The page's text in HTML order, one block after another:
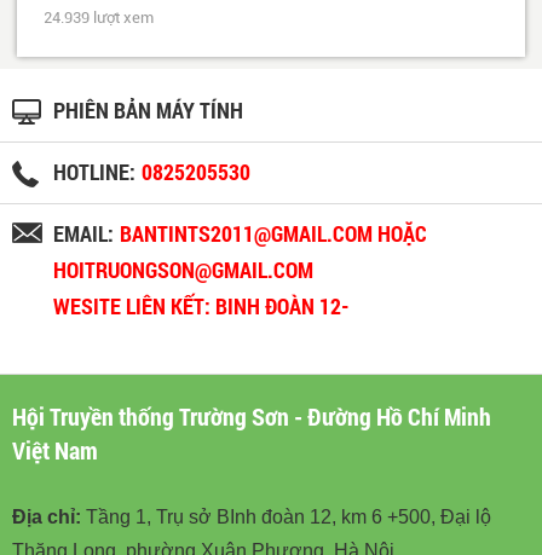
24.939 lượt xem
PHIÊN BẢN MÁY TÍNH
HOTLINE: 0825205530
EMAIL: BANTINTS2011@GMAIL.COM HOẶC
HOITRUONGSON@GMAIL.COM
WESITE LIÊN KẾT: BINH ĐOÀN 12-
Hội Truyền thống Trường Sơn - Đường Hồ Chí Minh
Việt Nam
Địa chỉ: Tầng 1, Trụ sở BInh đoàn 12, km 6 +500, Đại lộ
Thăng Long, phường Xuân Phương, Hà Nội.